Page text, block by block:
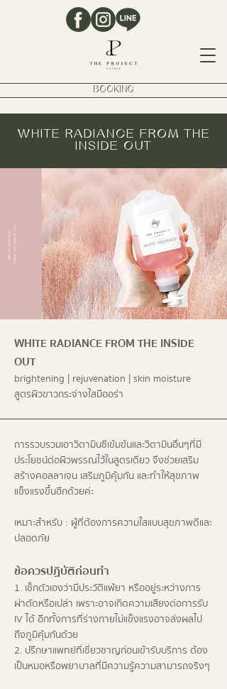
BOOKING
WHITE RADIANCE FROM THE
INSIDE OUT
WHITE RADIANCE FROM THE INSIDE
OUT
brightening | rejuvenation | skin moisture
สูตรผิวขาวกระจ่างใสมีออร่า
การรวบรวมเอาวิตามินซีเข้มข้นและวิตามินอื่นๆที่มี
ประโยชน์ต่อผิวพรรณไว้ในสูตรเดียว จึงช่วยเสริม
สร้างคอลลาเจน เสริมภูมิคุ้มกัน และทำให้สุขภาพ
แข็งแรงขึ้นอีกด้วยค่ะ
เหมาะสำหรับ : ผู้ที่ต้องการความใสแบบสุขภาพดีและ
ปลอดภัย
ข้อควรปฏิบัติก่อนทำ
1. เช็กตัวเองว่ามีประวัติแพ้ยา หรืออยู่ระหว่างการ
ผ่าตัดหรือเปล่า เพราะอาจเกิดความเสียงต่อการรับ
IV ได้ อีกทั้งการที่ร่างกายไม่แข็งแรงอาจส่งผลไป
ถึงภูมิคุ้มกันด้วย
2. ปรึกษาแพทย์ที่เชี่ยวชาญก่อนเข้ารับบริการ ต้อง
เป็นหมอหรือพยาบาลที่มีความรู้ความสามารถจริงๆ